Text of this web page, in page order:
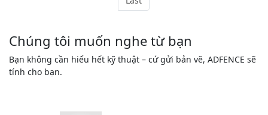
Chúng tôi muốn nghe từ bạn
Bạn không cần hiểu hết kỹ thuật – cứ gửi bản vẽ, ADFENCE sẽ
tính cho bạn.